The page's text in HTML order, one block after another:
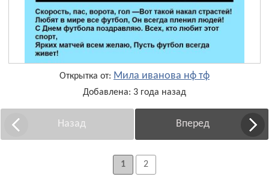
Открытка от: Мила иванова нф тф
Добавлена: 3 года назад
Назад Вперед
1 2